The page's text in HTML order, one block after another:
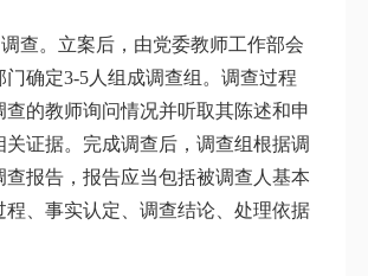
调查。立案后，由党委教师工作部会
门确定3-5人组成调查组。调查过程
查的教师询问情况并听取其陈述和申
关证据。完成调查后，调查组根据调
查报告，报告应当包括被调查人基本
程、事实认定、调查结论、处理依据